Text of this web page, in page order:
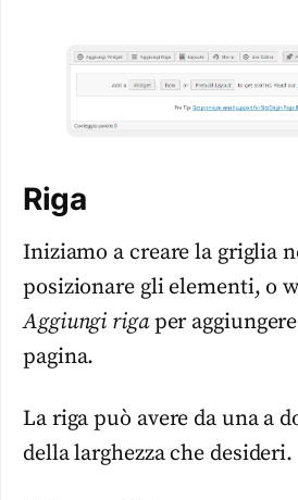
Riga
Iniziamo a creare la griglia
posizionare gli elementi, o
Aggiungi rigaper
pagina.
La riga può avere da una a
della larghezza che desideri.